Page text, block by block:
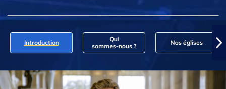
Introduction
Qui
sommes‑nous ?
Nos églises